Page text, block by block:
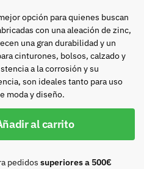
opción para quienes buscan
con una aleación de zinc,
una gran durabilidad y un
cinturones, bolsos, calzado y
a la corrosión y su
son ideales tanto para uso
moda y diseño.
al carrito
pedidos superiores a 500€